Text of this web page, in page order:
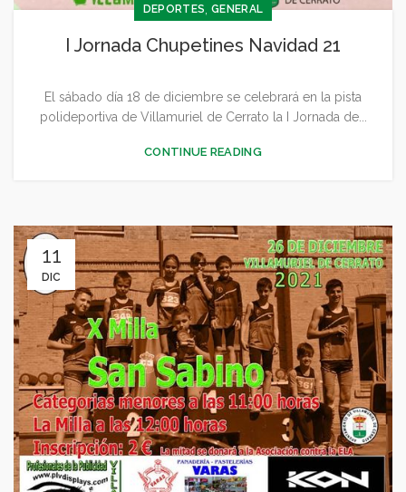
DEPORTES ,GENERAL
I Jornada Chupetines Navidad 21
El sábado día 18 de diciembre se celebrará en la pista
polideportiva de Villamuriel de Cerrato la I Jornada de...
CONTINUE READING
11
DIC